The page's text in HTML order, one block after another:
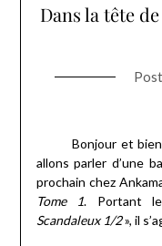
Dans la tête
Bonjour et
allons parler d’une
prochain chez
Tome 1. Portant
Scandaleux 1/2», il